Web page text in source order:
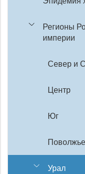
Регионы
империи
Север и
Центр
Юг
Поволжье
Урал